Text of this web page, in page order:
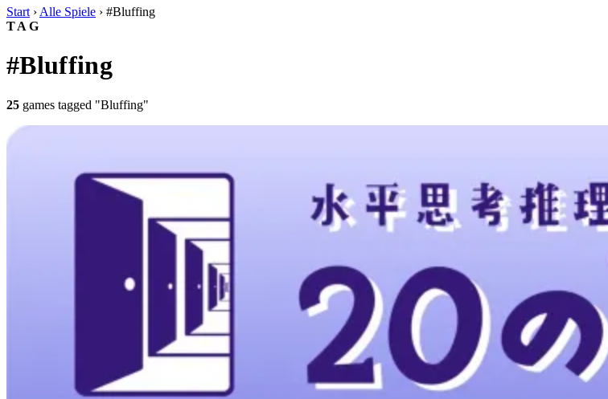
Start › Alle Spiele › #Bluffing
TAG
#Bluffing
25 games tagged "Bluffing"